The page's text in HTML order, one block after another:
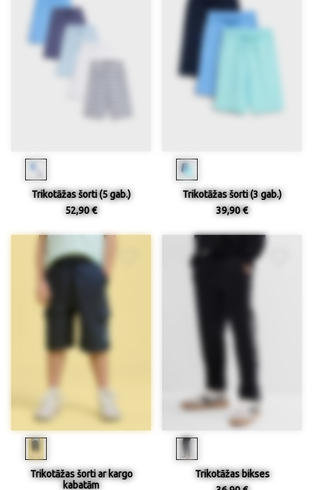
Trikotāžas šorti (5 gab.)
52,90 €
Trikotāžas šorti (3 gab.)
39,90 €
Trikotāžas šorti ar kargo
kabatām
Trikotāžas bikses